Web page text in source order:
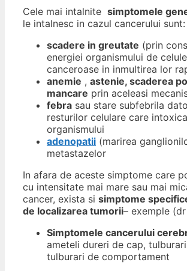
Cele mai intalnite simptomele
le intalnesc in cazul cancerului sunt:
scadere in greutate (prin
energiei organismului de
canceroase in inmultirea lor
anemie , astenie, scaderea
mancare prin aceleasi
febra sau stare subfebrila
resturilor celulare care intoxica
organismului
adenopatii (marirea
metastazelor
In afara de aceste simptome care
cu intensitate mai mare sau mai
cancer, exista si simptome
de localizarea tumorii– exemple
Simptomele cancerului
ameteli dureri de cap,
tulburari de comportament